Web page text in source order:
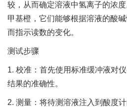
较，从而确定溶液中氢离子的浓
甲基橙，它们能够根据溶液的酸
而指示读数的变化。
测试步骤
1. 校准：首先使用标准缓冲液对
结果的准确性。
2. 测量：将待测溶液注入到酸度